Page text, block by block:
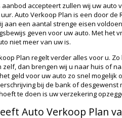
aanbod accepteert zullen wij uw auto
Auto Verkoop Plan is een door de
aan een aantal strenge eisen
geven voor uw auto. Met het
niet meer van uw is.
Plan regelt verder alles voor u.
zelf, dan brengen wij u naar huis of
geld voor uw auto zo snel mogelijk
bij de bank of desgewenst
te doen is uw verzekering
Auto Verkoop Plan